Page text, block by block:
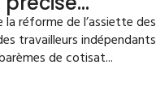
réforme de l’assiette des
travailleurs indépendants
de cotisat...